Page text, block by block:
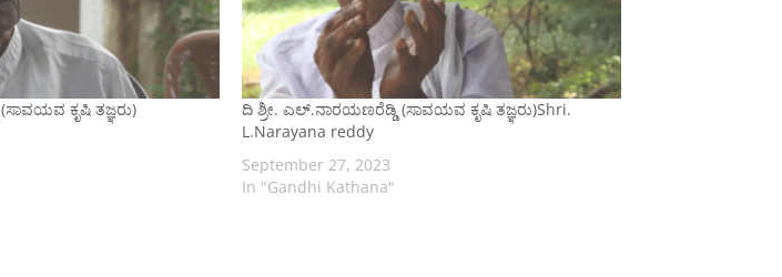
ಕೃಷಿ ತಜ್ಞರು)
ದಿ ಶ್ರೀ. ಎಲ್.ನಾರಯಣರೆಡ್ಡಿ (ಸಾವಯವ ಕೃಷಿ ತಜ್ಞರು)Shri.
L.Narayana reddy
September 27, 2023
In "Gandhi Kathana"